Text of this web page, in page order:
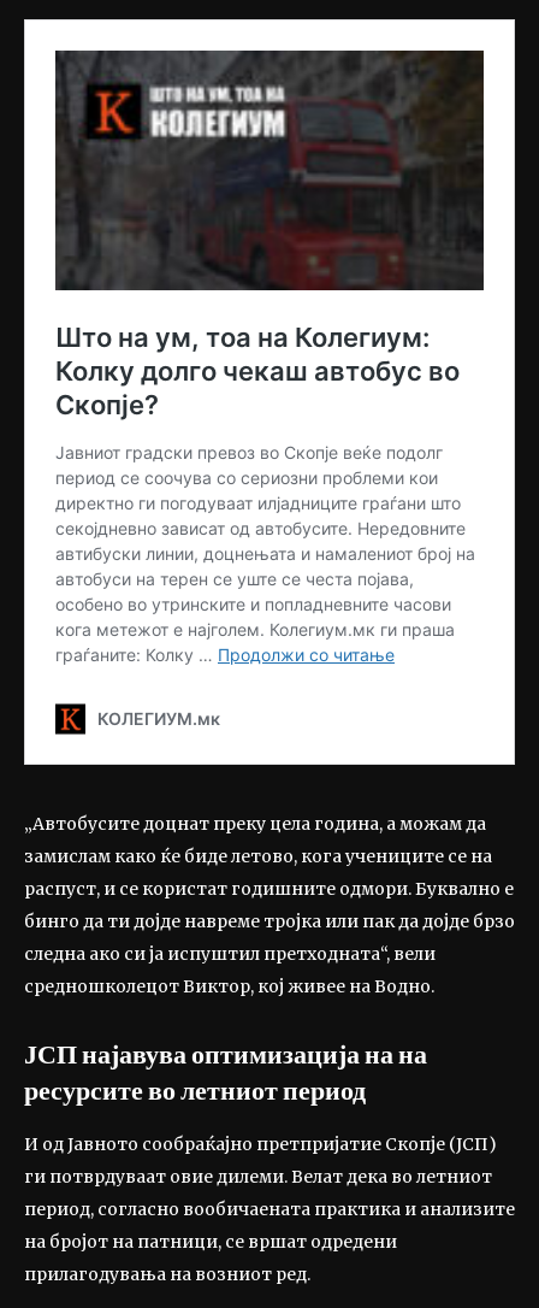
„Автобусите доцнат преку цела година, а можам да
замислам како ќе биде летово, кога учениците се на
распуст, и се користат годишните одмори. Буквално е
бинго да ти дојде навреме тројка или пак да дојде брзо
следна ако си ја испуштил претходната“, вели
средношколецот Виктор, кој живее на Водно.
ЈСП најавува оптимизација на на
ресурсите во летниот период
И од Јавното сообраќајно претпријатие Скопје (ЈСП)
ги потврдуваат овие дилеми. Велат дека во летниот
период, согласно вообичаената практика и анализите
на бројот на патници, се вршат одредени
прилагодувања на возниот ред.